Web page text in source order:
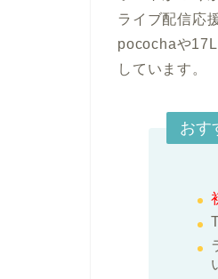
ライブ配信応
pocochaや
しています。
おす